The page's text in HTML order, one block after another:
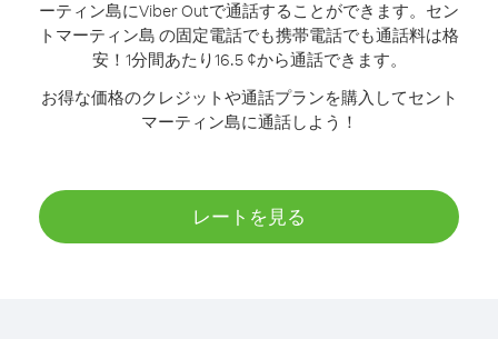
ーティン島にViber Outで通話することができます。 セン
トマーティン島 の固定電話でも携帯電話でも通話料は格
安！1分間あたり16.5 ¢から通話できます。
お得な価格のクレジットや通話プランを購入してセント
マーティン島に通話しよう！
レートを見る